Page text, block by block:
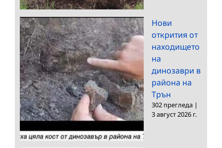
открития от
находището
на
динозаври в
района на
Трън
302 прегледа
3 август 2026 г.